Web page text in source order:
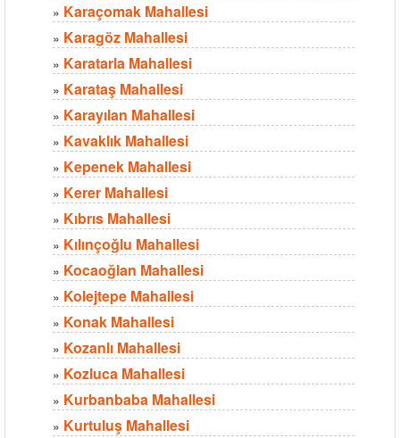
» Karaçomak Mahallesi
» Karagöz Mahallesi
» Karatarla Mahallesi
» Karataş Mahallesi
» Karayılan Mahallesi
» Kavaklık Mahallesi
» Kepenek Mahallesi
» Kerer Mahallesi
» Kıbrıs Mahallesi
» Kılınçoğlu Mahallesi
» Kocaoğlan Mahallesi
» Kolejtepe Mahallesi
» Konak Mahallesi
» Kozanlı Mahallesi
» Kozluca Mahallesi
» Kurbanbaba Mahallesi
» Kurtuluş Mahallesi